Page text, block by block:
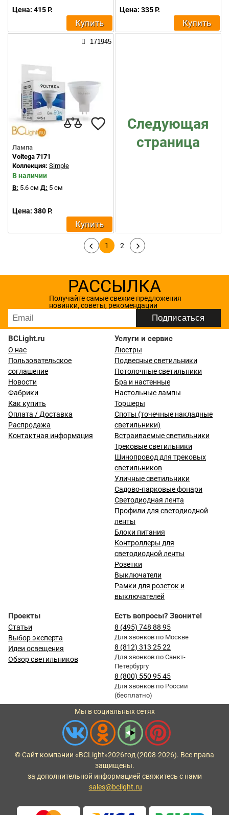
Цена: 415 Р.
Купить
Цена: 335 Р.
Купить
171945
Лампа
Voltega 7171
Коллекция: Simple
В наличии
В: 5.6 см Д: 5 см
Цена: 380 Р.
Купить
Следующая
страница
1 2
РАССЫЛКА
Получайте самые свежие предложения
новинки, советы, рекомендации
BCLight.ru
О нас
Пользовательское
соглашение
Новости
Фабрики
Как купить
Оплата / Доставка
Распродажа
Контактная информация
Услуги и сервис
Люстры
Подвесные светильники
Потолочные светильники
Бра и настенные
Настольные лампы
Торшеры
Споты (точечные накладные
светильники)
Встраиваемые светильники
Трековые светильники
Шинопровод для трековых
светильников
Уличные светильники
Садово-парковые фонари
Светодиодная лента
Профили для светодиодной
ленты
Блоки питания
Контроллеры для
светодиодной ленты
Розетки
Выключатели
Рамки для розеток и
выключателей
Проекты
Статьи
Выбор эксперта
Идеи освещения
Обзор светильников
Есть вопросы? Звоните!
8 (495) 748 88 95
Для звонков по Москве
8 (812) 313 25 22
Для звонков по Санкт-
Петербургу
8 (800) 550 95 45
Для звонков по России
(бесплатно)
Мы в социальных сетях
© Сайт компании «BCLight»2026год (2008-2026). Все права
защищены.
за дополнительной информацией свяжитесь с нами
sales@bclight.ru